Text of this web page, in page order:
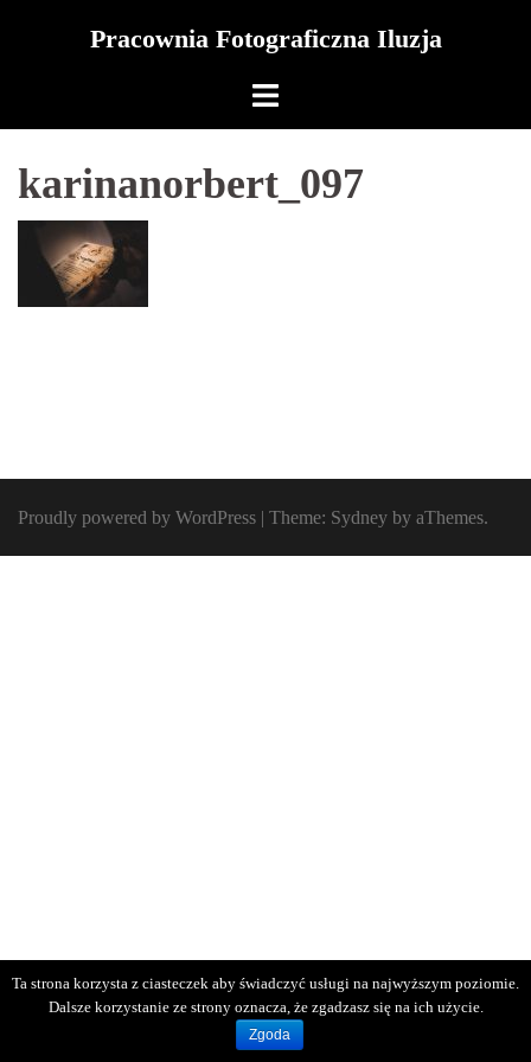
Pracownia Fotograficzna Iluzja
karinanorbert_097
Proudly powered by WordPress | Theme: Sydney by aThemes.
Ta strona korzysta z ciasteczek aby świadczyć usługi na najwyższym poziomie.
Dalsze korzystanie ze strony oznacza, że zgadzasz się na ich użycie.
Zgoda